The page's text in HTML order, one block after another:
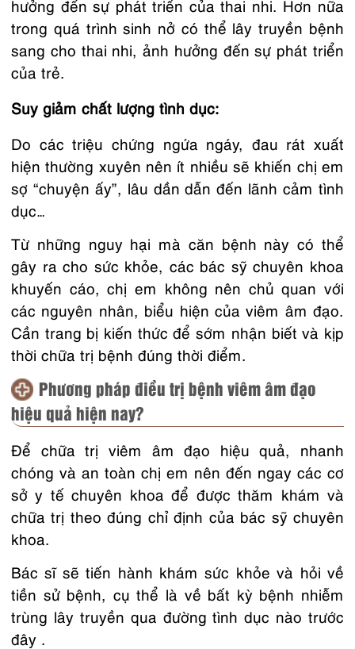
hưởng đến sự phát triển của thai nhi. Hơn nữa
trong quá trình sinh nở có thể lây truyền bệnh
sang cho thai nhi, ảnh hưởng đến sự phát triển
của trẻ.
Suy giảm chất lượng tình dục:
Do các triệu chứng ngứa ngáy, đau rát xuất
hiện thường xuyên nên ít nhiều sẽ khiến chị em
sợ “chuyện ấy”, lâu dần dẫn đến lãnh cảm tình
dục…
Từ những nguy hại mà căn bệnh này có thể
gây ra cho sức khỏe, các bác sỹ chuyên khoa
khuyến cáo, chị em không nên chủ quan với
các nguyên nhân, biểu hiện của viêm âm đạo.
Cần trang bị kiến thức để sớm nhận biết và kịp
thời chữa trị bệnh đúng thời điểm.
Phương pháp điều trị bệnh viêm âm đạo
hiệu quả hiện nay?
Để chữa trị viêm âm đạo hiệu quả, nhanh
chóng và an toàn chị em nên đến ngay các cơ
sở y tế chuyên khoa để được thăm khám và
chữa trị theo đúng chỉ định của bác sỹ chuyên
khoa.
Bác sĩ sẽ tiến hành khám sức khỏe và hỏi về
tiền sử bệnh, cụ thể là về bất kỳ bệnh nhiễm
trùng lây truyền qua đường tình dục nào trước
đây .